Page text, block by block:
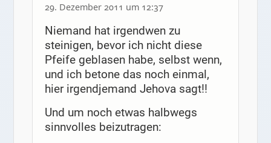
29. Dezember 2011 um 12:37
Niemand hat irgendwen zu
steinigen, bevor ich nicht diese
Pfeife geblasen habe, selbst wenn,
und ich betone das noch einmal,
hier irgendjemand Jehova sagt!!
Und um noch etwas halbwegs
sinnvolles beizutragen: